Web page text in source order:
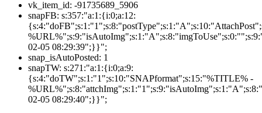
vk_item_id: -91735689_5906
snapFB: s:357:"a:1:{i:0;a:12:
02-05 08:29:39";}}";
snap_isAutoPosted: 1
snapTW: s:271:"a:1:{i:0;a:9:
{s:4:"doTW";s:1:"1";s:10:"SNAPformat";s:15:"%TITLE% -
02-05 08:29:40";}}";